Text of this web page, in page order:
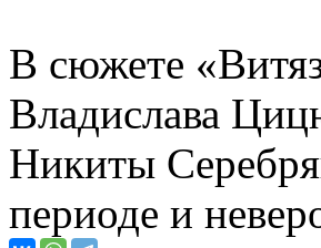
В сюжете
Владислава
Никиты
периоде и